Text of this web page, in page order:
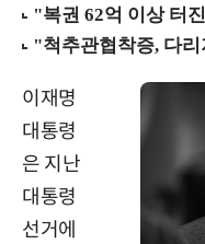
이재명
대통령
은 지난
대통령
선거에